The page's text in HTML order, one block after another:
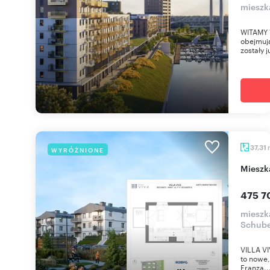
zostały
WYRÓŻNIONE 37,31
475
VILLA
to